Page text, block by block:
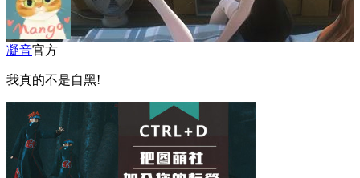
凝音官方
我真的不是自黑!